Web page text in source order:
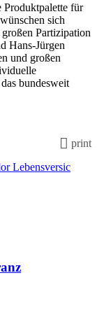
Produktpalette für
sich
Partizipation
Hans-Jürgen
und großen
bundesweit
print
Lebensversic